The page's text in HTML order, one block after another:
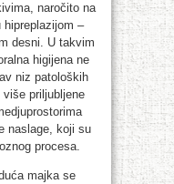
naročito na
–
desni. U takvim
higijena ne
niz patoloških
priljubljene
naslage, koji su
procesa.
majka se